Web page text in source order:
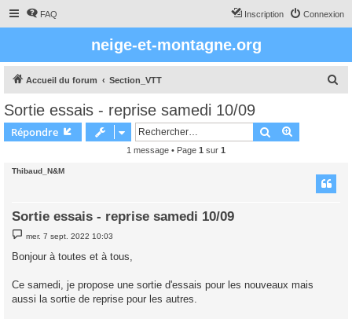
FAQ Connexion
Inscription
neige-et-montagne.org
Accueil du forum Section_VTT
Sortie essais - reprise samedi 10/09
Répondre Rechercher
1 message • Page 1 sur 1
Thibaud_N&M
Sortie essais - reprise samedi 10/09
e
s
e
mer. 7 sept. 2022 10:03
Bonjour à toutes et à tous,
Ce samedi, je propose une sortie d'essais pour les nouveaux mais
aussi la sortie de reprise pour les autres.